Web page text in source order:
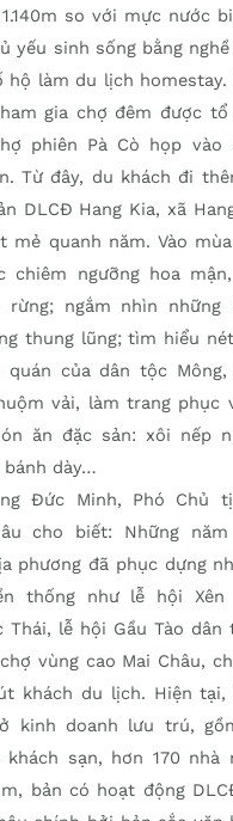
so với mực nước
yếu sinh sống bằng
hộ làm du lịch homestay.
gia chợ đêm được tổ
phiên Pà Cò họp vào
Từ đây, du khách đi
DLCĐ Hang Kia, xã
mẻ quanh năm. Vào
chiêm ngưỡng hoa
rừng; ngắm nhìn những
thung lũng; tìm hiểu
quán của dân tộc
vải, làm trang phục
ăn đặc sản: xôi nếp
bánh dày…
Đức Minh, Phó Chủ
cho biết: Những năm
phương đã phục dựng
thống như lễ hội Xên
Thái, lễ hội Gầu Tào dân
vùng cao Mai Châu,
khách du lịch. Hiện tại,
kinh doanh lưu trú,
khách sạn, hơn 170 nhà
bản có hoạt động